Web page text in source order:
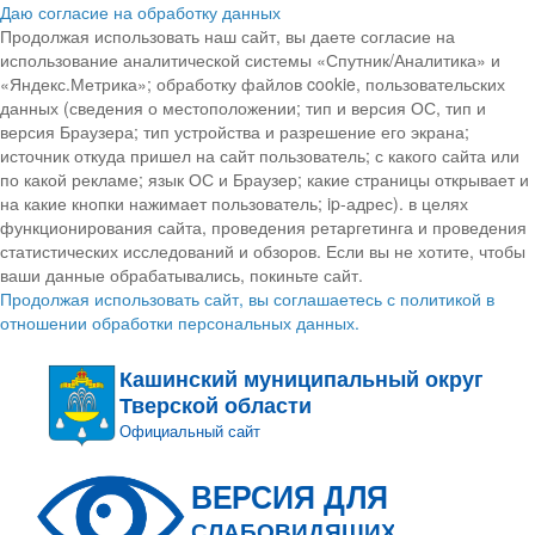
Даю согласие на обработку данных
Продолжая использовать наш сайт, вы даете согласие на
использование аналитической системы «Спутник/Аналитика» и
«Яндекс.Метрика»; обработку файлов cookie, пользовательских
данных (сведения о местоположении; тип и версия ОС, тип и
версия Браузера; тип устройства и разрешение его экрана;
источник откуда пришел на сайт пользователь; с какого сайта или
по какой рекламе; язык ОС и Браузер; какие страницы открывает и
на какие кнопки нажимает пользователь; ip-адрес). в целях
функционирования сайта, проведения ретаргетинга и проведения
статистических исследований и обзоров. Если вы не хотите, чтобы
ваши данные обрабатывались, покиньте сайт.
Продолжая использовать сайт, вы соглашаетесь с политикой в
отношении обработки персональных данных.